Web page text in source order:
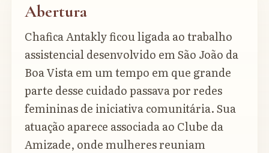
Abertura
Chafica Antakly ficou ligada ao trabalho
assistencial desenvolvido em São João da
Boa Vista em um tempo em que grande
parte desse cuidado passava por redes
femininas de iniciativa comunitária. Sua
atuação aparece associada ao Clube da
Amizade, onde mulheres reuniam